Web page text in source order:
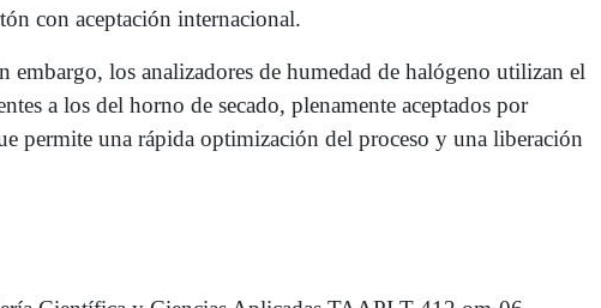
con aceptación internacional.
los analizadores de humedad de halógeno utilizan el
a los del horno de secado, plenamente aceptados por
permite una rápida optimización del proceso y una liberación